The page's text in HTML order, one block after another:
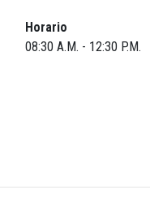
Horario
08:30 A.M. - 12:30 P.M.